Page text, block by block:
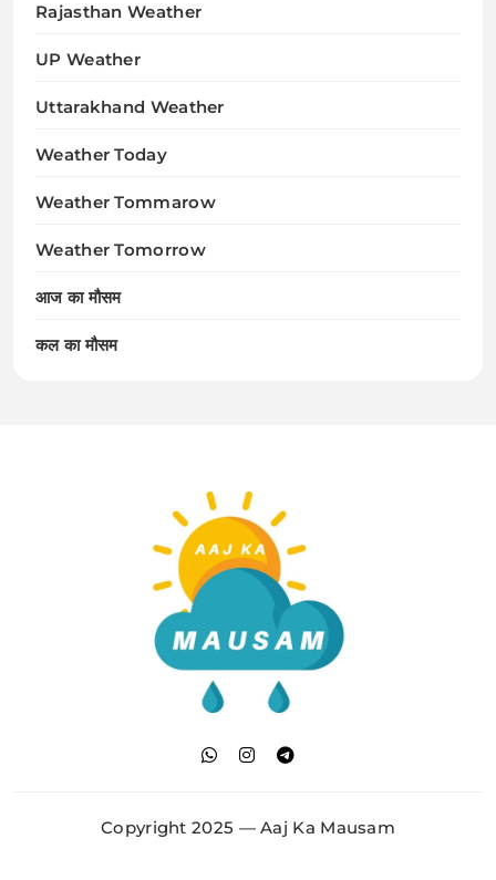
Rajasthan Weather
UP Weather
Uttarakhand Weather
Weather Today
Weather Tommarow
Weather Tomorrow
आज का मौसम
कल का मौसम
Aaj Ka Mausam | आज
जानकारी सबसे पहले
Copyright 2025 — Aaj Ka Mausam